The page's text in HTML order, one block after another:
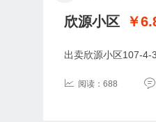
欣源小区 ￥
出卖欣源小区107-4-
阅读：688